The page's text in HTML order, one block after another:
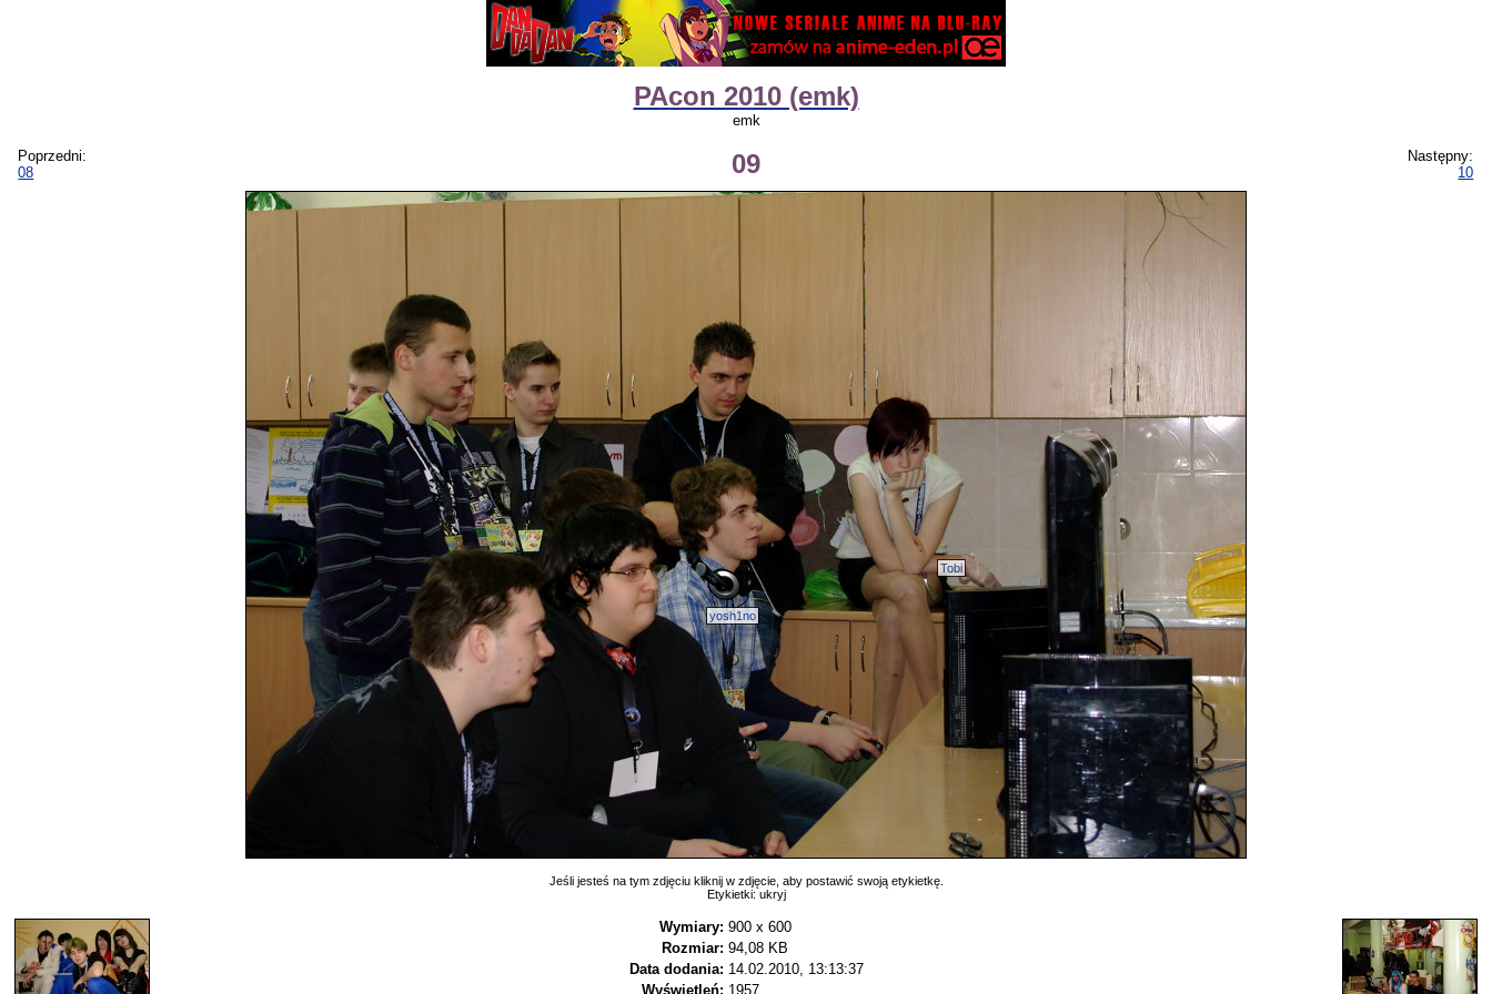
PAcon 2010 (emk)
emk
Poprzedni:
08
09
Następny:
10
Tobi
yosh1no
Jeśli jesteś na tym zdjęciu kliknij w zdjęcie, aby postawić swoją etykietkę.
Etykietki: ukryj
Wymiary: 900 x 600
Rozmiar: 94,08 KB
Data dodania: 14.02.2010, 13:13:37
Wyświetleń: 1957